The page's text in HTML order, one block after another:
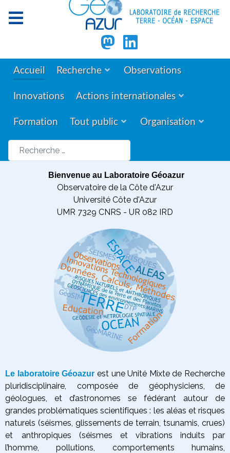
Accueil Recherche Observations
Innovations Actions internationales
Formation Tout public Organisation
Rechercher
Bienvenue au Laboratoire Géoazur
Observatoire de la Côte d'Azur
Université Côte d'Azur
UMR 7329 CNRS - UR 082 IRD
Le laboratoire Géoazur est une Unité Mixte de Recherche
pluridisciplinaire, composée de géophysiciens, de
géologues, et d’astronomes se fédérant autour de
grandes problématiques scientifiques : les aléas et risques
naturels (séismes, glissements de terrain, tsunamis, crues)
et anthropiques (séismes et vibrations induits par
l’homme, pollutions, comportements humains,